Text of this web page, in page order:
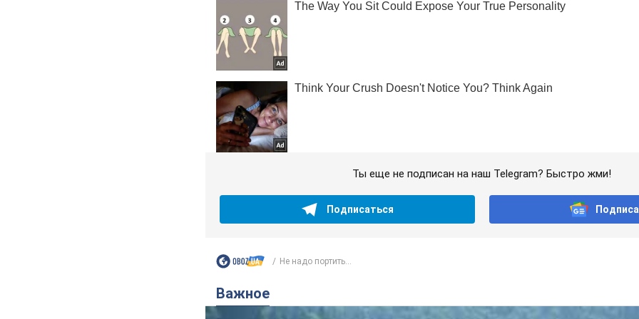
Ты еще не подписан на наш Telegram? Быстро жми!
Подписаться
Не надо портить...
Важное